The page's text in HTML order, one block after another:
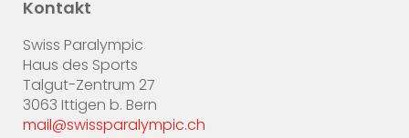
Kontakt
Swiss Paralympic
Haus des Sports
Talgut-Zentrum 27
3063 Ittigen b. Bern
mail@swissparalympic.ch